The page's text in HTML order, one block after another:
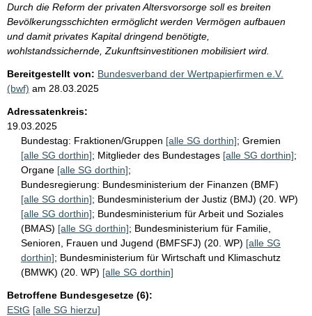
Durch die Reform der privaten Altersvorsorge soll es breiten
Bevölkerungsschichten ermöglicht werden Vermögen aufbauen
und damit privates Kapital dringend benötigte,
wohlstandssichernde, Zukunftsinvestitionen mobilisiert wird.
Bereitgestellt von: Bundesverband der Wertpapierfirmen e.V.
(bwf) am 28.03.2025
Adressatenkreis:
19.03.2025
Bundestag: Fraktionen/Gruppen [alle SG dorthin]; Gremien
[alle SG dorthin]; Mitglieder des Bundestages [alle SG dorthin];
Organe [alle SG dorthin];
Bundesregierung: Bundesministerium der Finanzen (BMF)
[alle SG dorthin]; Bundesministerium der Justiz (BMJ) (20. WP)
[alle SG dorthin]; Bundesministerium für Arbeit und Soziales
(BMAS) [alle SG dorthin]; Bundesministerium für Familie,
Senioren, Frauen und Jugend (BMFSFJ) (20. WP) [alle SG
dorthin]; Bundesministerium für Wirtschaft und Klimaschutz
(BMWK) (20. WP) [alle SG dorthin]
Betroffene Bundesgesetze (6):
EStG [alle SG hierzu]